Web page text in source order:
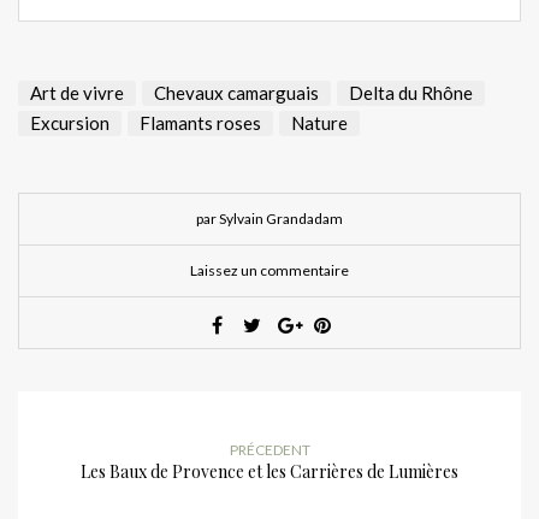
Art de vivre Chevaux camarguais
Delta du Rhône
Excursion
Flamants roses Nature
par Sylvain Grandadam
Laissez un commentaire
PRÉCEDENT
Les Baux de Provence et les Carrières de Lumières